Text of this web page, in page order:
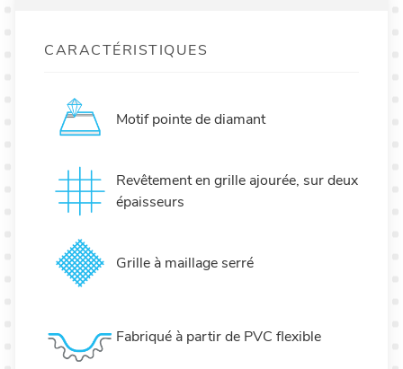
CARACTÉRISTIQUES
Motif pointe de diamant
Revêtement en grille ajourée, sur deux
épaisseurs
Grille à maillage serré
Fabriqué à partir de PVC flexible